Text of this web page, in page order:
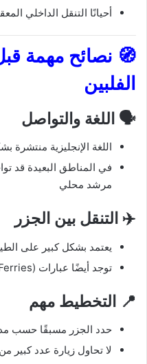
أحيانًا التنقل الداخلي
🧭 نصائح مهمة
الفلبين
🗣️ اللغة والتواصل
اللغة الإنجليزية منتشرة
في المناطق البعيدة قد
مرشد محلي
✈️ التنقل بين الجزر
يعتمد بشكل كبير على
توجد أيضًا عبارات (Ferries) بين بعض الجزر
📍 التخطيط مهم
حدد الجزر مسبقًا حسب
لا تحاول زيارة عدد كبير